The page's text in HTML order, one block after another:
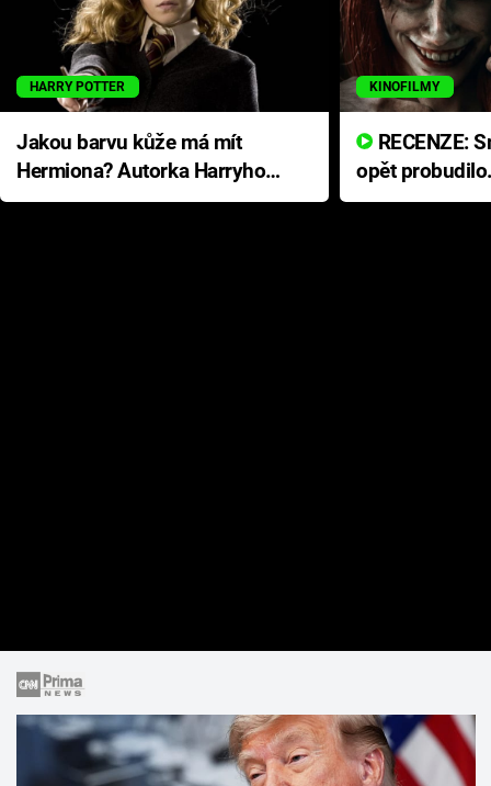
HARRY POTTER
Jakou barvu kůže má mít
Hermiona? Autorka Harryho
Pottera přišla s ráznou
KINOFILMY
opět
přichází s